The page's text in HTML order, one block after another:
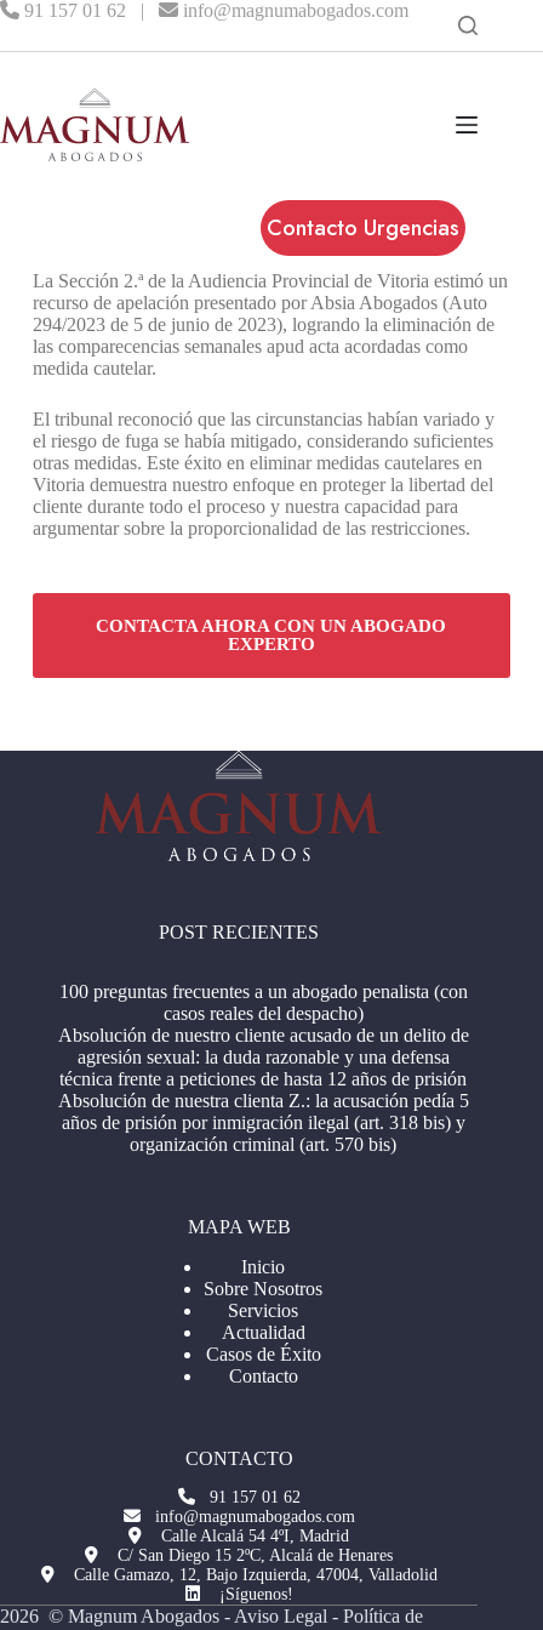
91 157 01 62 | info@magnumabogados.com
Contacto Urgencias
La Sección 2.ª de la Audiencia Provincial de Vitoria estimó un
recurso de apelación presentado por Absia Abogados (Auto
294/2023 de 5 de junio de 2023), logrando la eliminación de
las comparecencias semanales apud acta acordadas como
medida cautelar.
El tribunal reconoció que las circunstancias habían variado y
el riesgo de fuga se había mitigado, considerando suficientes
otras medidas. Este éxito en eliminar medidas cautelares en
Vitoria demuestra nuestro enfoque en proteger la libertad del
cliente durante todo el proceso y nuestra capacidad para
argumentar sobre la proporcionalidad de las restricciones.
CONTACTA AHORA CON UN ABOGADO
EXPERTO
POST RECIENTES
100 preguntas frecuentes a un abogado penalista (con
casos reales del despacho)
Absolución de nuestro cliente acusado de un delito de
agresión sexual: la duda razonable y una defensa
técnica frente a peticiones de hasta 12 años de prisión
Absolución de nuestra clienta Z.: la acusación pedía 5
años de prisión por inmigración ilegal (art. 318 bis) y
organización criminal (art. 570 bis)
MAPA WEB
Inicio
Sobre Nosotros
Servicios
Actualidad
Casos de Éxito
Contacto
CONTACTO
91 157 01 62
info@magnumabogados.com
Calle Alcalá 54 4ºI, Madrid
C/ San Diego 15 2ºC, Alcalá de Henares
Calle Gamazo, 12, Bajo Izquierda, 47004, Valladolid
¡Síguenos!
2026 © Magnum Abogados - Aviso Legal - Política de